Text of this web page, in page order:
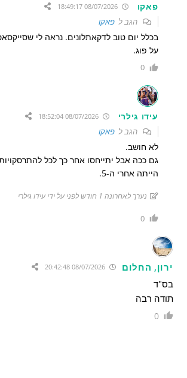
פאקו 08/07/2026 18:49:17
הגב לפאקו
בכלל יום טוב לדקאתלונים. נראה לי
על פוג.
0
עידו גילרי 08/07/2026 18:52:04
הגב לפאקו
לא חושב.
גם ככה אבל יתייחסו אחר כך לכל
הייתה אחרי ה-5.
נערך לאחרונה 1 חודש לפני על ידי עידו גילרי
0
ירון, החלום 08/07/2026 20:42:48
בס"ד
תודה רבה
0